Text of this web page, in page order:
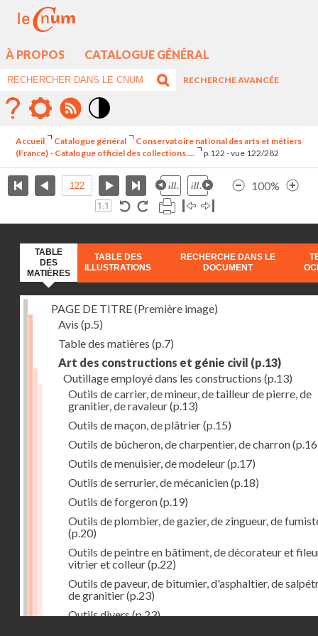
À PROPOS CATALOGUE GÉNÉRAL
RECHERCHE AVANCÉE
élévé
Accueil Catalogue général
Conservatoire national des arts et métiers
(France) - Catalogue officiel des collections....
p.122 - vue 122/282
100%
TABLE
DES
MATIÈRES
TABLE DES
ILLUSTRATIONS
RECHERCHE DANS LE
DOCUMENT
PAGE DE TITRE (Première image)
Avis (p.5)
Table des matières (p.7)
Art des constructions et génie civil (p.13)
Outillage employé dans les constructions (p.13)
Outils de carrier, de mineur, de tailleur de pierre, de
granitier, de ravaleur(p.13)
Outils de maçon, de plâtrier(p.15)
Outils de bûcheron, de charpentier, de charron
Outils de menuisier, de modeleur(p.17)
Outils de serrurier, de mécanicien(p.18)
Outils de forgeron(p.19)
Outils de plombier, de gazier, de zingueur, de
(p.20)
Outils de peintre en bâtiment, de décorateur et
vitrier et colleur(p.22)
Outils de paveur, de bitumier, d'asphaltier, de
de granitier(p.23)
Outils divers(p.23)